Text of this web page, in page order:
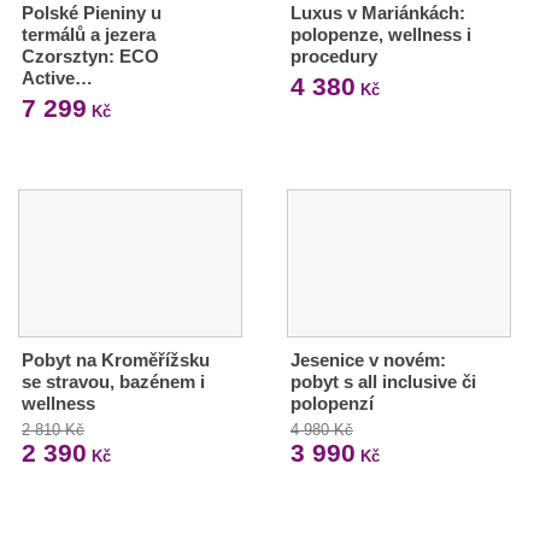
Polské Pieniny u
termálů a jezera
Czorsztyn: ECO
Active…
7 299 Kč
Luxus v Mariánkách:
polopenze, wellness i
procedury
4 380 Kč
Pobyt na Kroměřížsku
se stravou, bazénem i
wellness
2 810 Kč
2 390 Kč
Jesenice v novém:
pobyt s all inclusive či
polopenzí
4 980 Kč
3 990 Kč